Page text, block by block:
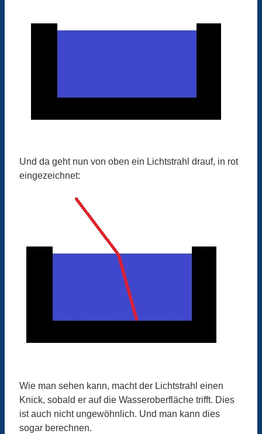
Und da geht nun von oben ein Lichtstrahl drauf, in rot
eingezeichnet:
Wie man sehen kann, macht der Lichtstrahl einen
Knick, sobald er auf die Wasseroberfläche trifft. Dies
ist auch nicht ungewöhnlich. Und man kann dies
sogar berechnen.